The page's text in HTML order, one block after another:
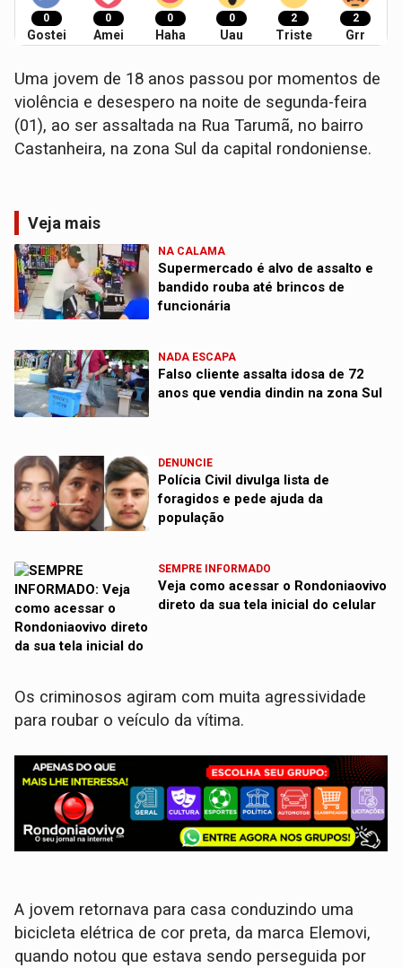
0
Gostei
0
Amei
0
Haha
0
Uau
2
Triste
2
Grr
Uma jovem de 18 anos passou por momentos de
violência e desespero na noite de segunda-feira
(01), ao ser assaltada na Rua Tarumã, no bairro
Castanheira, na zona Sul da capital rondoniense.
Veja mais
NA CALAMA
Supermercado é alvo de assalto e
bandido rouba até brincos de
funcionária
NADA ESCAPA
Falso cliente assalta idosa de 72
anos que vendia dindin na zona Sul
DENUNCIE
Polícia Civil divulga lista de
foragidos e pede ajuda da
população
SEMPRE INFORMADO
Veja como acessar o Rondoniaovivo
direto da sua tela inicial do celular
Os criminosos agiram com muita agressividade
para roubar o veículo da vítima.
​A jovem retornava para casa conduzindo uma
bicicleta elétrica de cor preta, da marca Elemovi,
quando notou que estava sendo perseguida por